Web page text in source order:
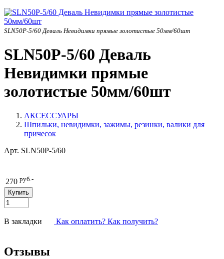
SLN50P-5/60 Деваль Невидимки прямые золотистые 50мм/60шт
SLN50P-5/60 Деваль
Невидимки прямые
золотистые 50мм/60шт
АКСЕССУАРЫ
Шпильки, невидимки, зажимы, резинки, валики для
причесок
Арт. SLN50P-5/60
270 руб.-
В закладки Как оплатить? Как получить?
Отзывы